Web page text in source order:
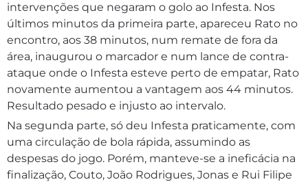
intervenções que negaram o golo ao Infesta. Nos
últimos minutos da primeira parte, apareceu Rato no
encontro, aos 38 minutos, num remate de fora da
área, inaugurou o marcador e num lance de contra-
ataque onde o Infesta esteve perto de empatar, Rato
novamente aumentou a vantagem aos 44 minutos.
Resultado pesado e injusto ao intervalo.
Na segunda parte, só deu Infesta praticamente, com
uma circulação de bola rápida, assumindo as
despesas do jogo. Porém, manteve-se a ineficácia na
finalização, Couto, João Rodrigues, Jonas e Rui Filipe